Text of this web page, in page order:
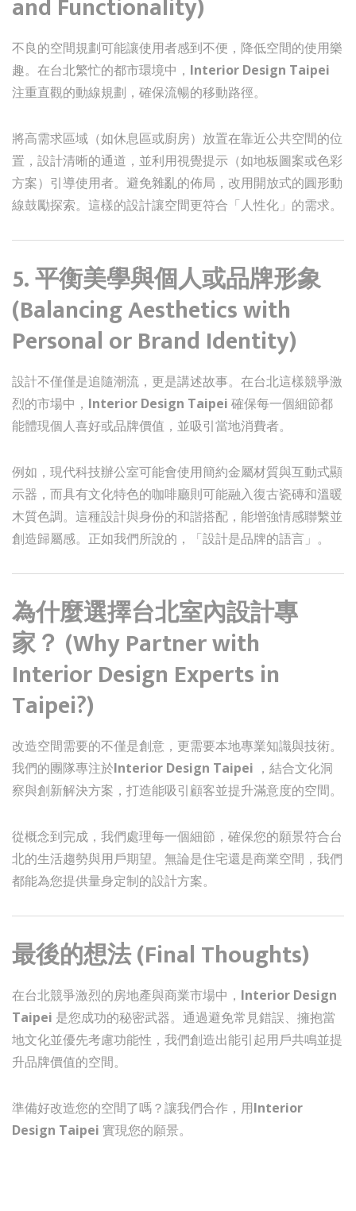
and Functionality)
不良的空間規劃可能讓使用者感到不便，降低空間的使用樂
趣。在台北繁忙的都市環境中， Interior Design Taipei
注重直觀的動線規劃，確保流暢的移動路徑。
將高需求區域（如休息區或廚房）放置在靠近公共空間的位
置，設計清晰的通道，並利用視覺提示（如地板圖案或色彩
方案）引導使用者。避免雜亂的佈局，改用開放式的圓形動
線鼓勵探索。這樣的設計讓空間更符合「人性化」的需求。
5. 平衡美學與個人或品牌形象
(Balancing Aesthetics with
Personal or Brand Identity)
設計不僅僅是追隨潮流，更是講述故事。在台北這樣競爭激
烈的市場中， Interior Design Taipei 確保每一個細節都
能體現個人喜好或品牌價值，並吸引當地消費者。
例如，現代科技辦公室可能會使用簡約金屬材質與互動式顯
示器，而具有文化特色的咖啡廳則可能融入復古瓷磚和溫暖
木質色調。這種設計與身份的和諧搭配，能增強情感聯繫並
創造歸屬感。正如我們所說的，「設計是品牌的語言」。
為什麼選擇台北室內設計專
家？ (Why Partner with
Interior Design Experts in
Taipei?)
改造空間需要的不僅是創意，更需要本地專業知識與技術。
我們的團隊專注於Interior Design Taipei ，結合文化洞
察與創新解決方案，打造能吸引顧客並提升滿意度的空間。
從概念到完成，我們處理每一個細節，確保您的願景符合台
北的生活趨勢與用戶期望。無論是住宅還是商業空間，我們
都能為您提供量身定制的設計方案。
最後的想法 (Final Thoughts)
在台北競爭激烈的房地產與商業市場中， Interior Design
Taipei 是您成功的秘密武器。通過避免常見錯誤、擁抱當
地文化並優先考慮功能性，我們創造出能引起用戶共鳴並提
升品牌價值的空間。
準備好改造您的空間了嗎？讓我們合作，用Interior
Design Taipei 實現您的願景。